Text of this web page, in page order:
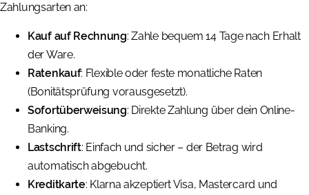
Zahlungsarten an:
Kauf auf Rechnung: Zahle bequem 14 Tage nach Erhalt
der Ware.
Ratenkauf: Flexible oder feste monatliche Raten
(Bonitätsprüfung vorausgesetzt).
Sofortüberweisung: Direkte Zahlung über dein Online-
Banking.
Lastschrift: Einfach und sicher – der Betrag wird
automatisch abgebucht.
Kreditkarte: Klarna akzeptiert Visa, Mastercard und